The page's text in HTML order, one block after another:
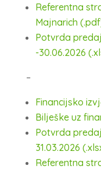
Referentna
Majnarich
Potvrda
-30.06.2026
–
Financijsko
Bilješke uz
Potvrda
31.03.2026
Referentna